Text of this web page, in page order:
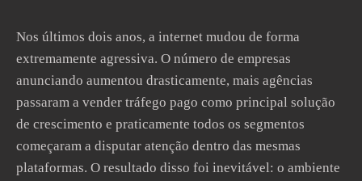
Nos últimos dois anos, a internet mudou de forma
extremamente agressiva. O número de empresas
anunciando aumentou drasticamente, mais agências
passaram a vender tráfego pago como principal solução
de crescimento e praticamente todos os segmentos
começaram a disputar atenção dentro das mesmas
plataformas. O resultado disso foi inevitável: o ambiente